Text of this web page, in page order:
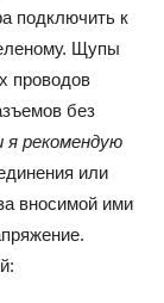
подключить к
Щупы
проводов
без
рекомендую
или
вносимой ими